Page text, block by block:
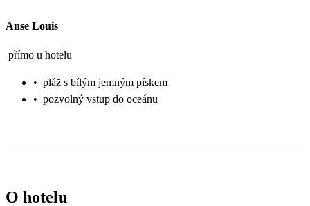
Anse Louis
přímo u hotelu
• pláž s bílým jemným pískem
• pozvolný vstup do oceánu
O hotelu